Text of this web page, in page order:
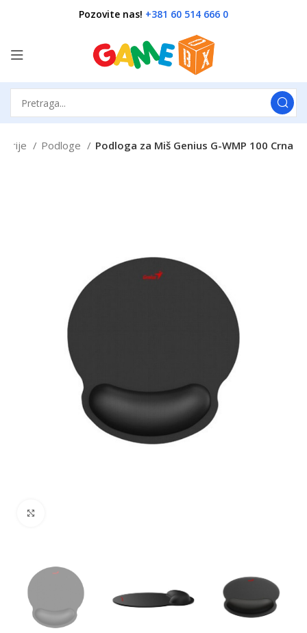
Pozovite nas! +381 60 514 666 0
Podloge Podloga za Miš Genius G-WMP 100 Crna